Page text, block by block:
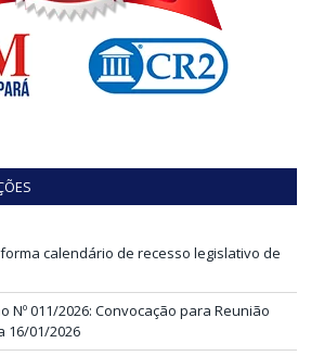
calendário de recesso legislativo de
Nº 011/2026: Convocação para Reunião
16/01/2026